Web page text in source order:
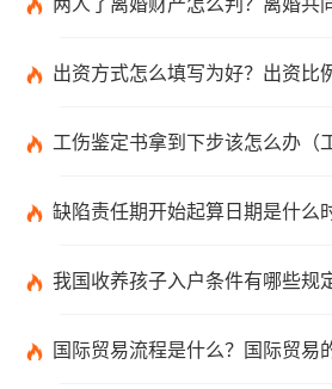
两人了离婚财产怎么判？离婚共同财产有哪些？_
出资方式怎么填写为好？出资比例怎么
工伤鉴定书拿到下步该怎么办（工伤鉴定后要是对伤残等级结论
缺陷责任期开始起算日期是什么时候？缺陷责任终止证书签发的必要条
我国收养孩子入户条件有哪些规定？办理收养登记的事实收养
国际贸易流程是什么？国际贸易的具体流程的内容